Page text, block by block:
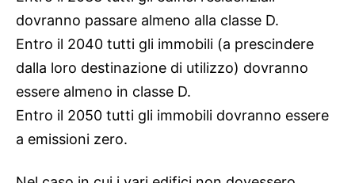
dovranno passare almeno alla classe D.
Entro il 2040 tutti gli immobili (a prescindere
dalla loro destinazione di utilizzo) dovranno
essere almeno in classe D.
Entro il 2050 tutti gli immobili dovranno essere
a emissioni zero.